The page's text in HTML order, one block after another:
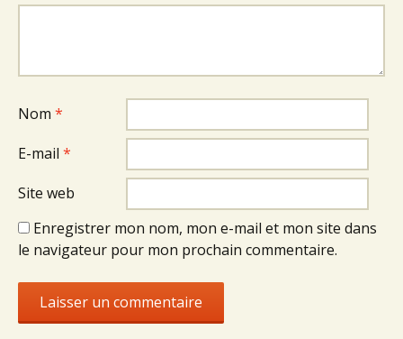
Nom *
E-mail *
Site web
Enregistrer mon nom, mon e-mail et mon site dans
le navigateur pour mon prochain commentaire.